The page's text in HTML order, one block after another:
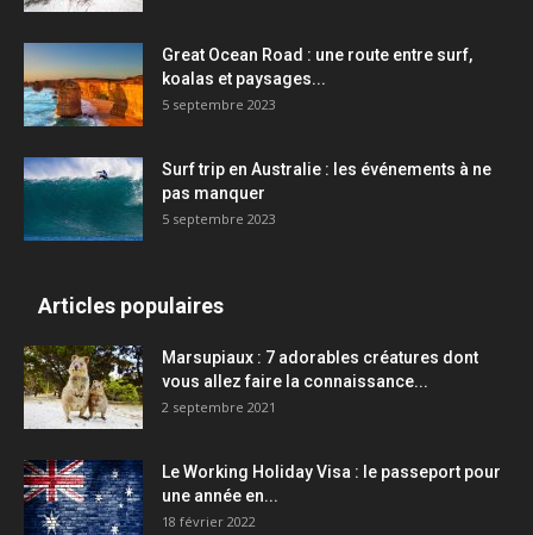
Great Ocean Road : une route entre surf,
koalas et paysages...
5 septembre 2023
Surf trip en Australie : les événements à ne
pas manquer
5 septembre 2023
Articles populaires
Marsupiaux : 7 adorables créatures dont
vous allez faire la connaissance...
2 septembre 2021
Le Working Holiday Visa : le passeport pour
une année en...
18 février 2022